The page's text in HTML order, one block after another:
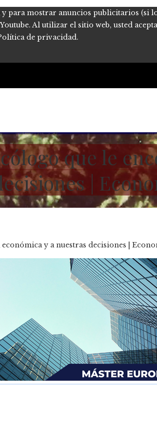
mostrar anuncios publicitarios (si
Al utilizar el sitio web, usted
de privacidad.
que le
|
y a nuestras decisiones |